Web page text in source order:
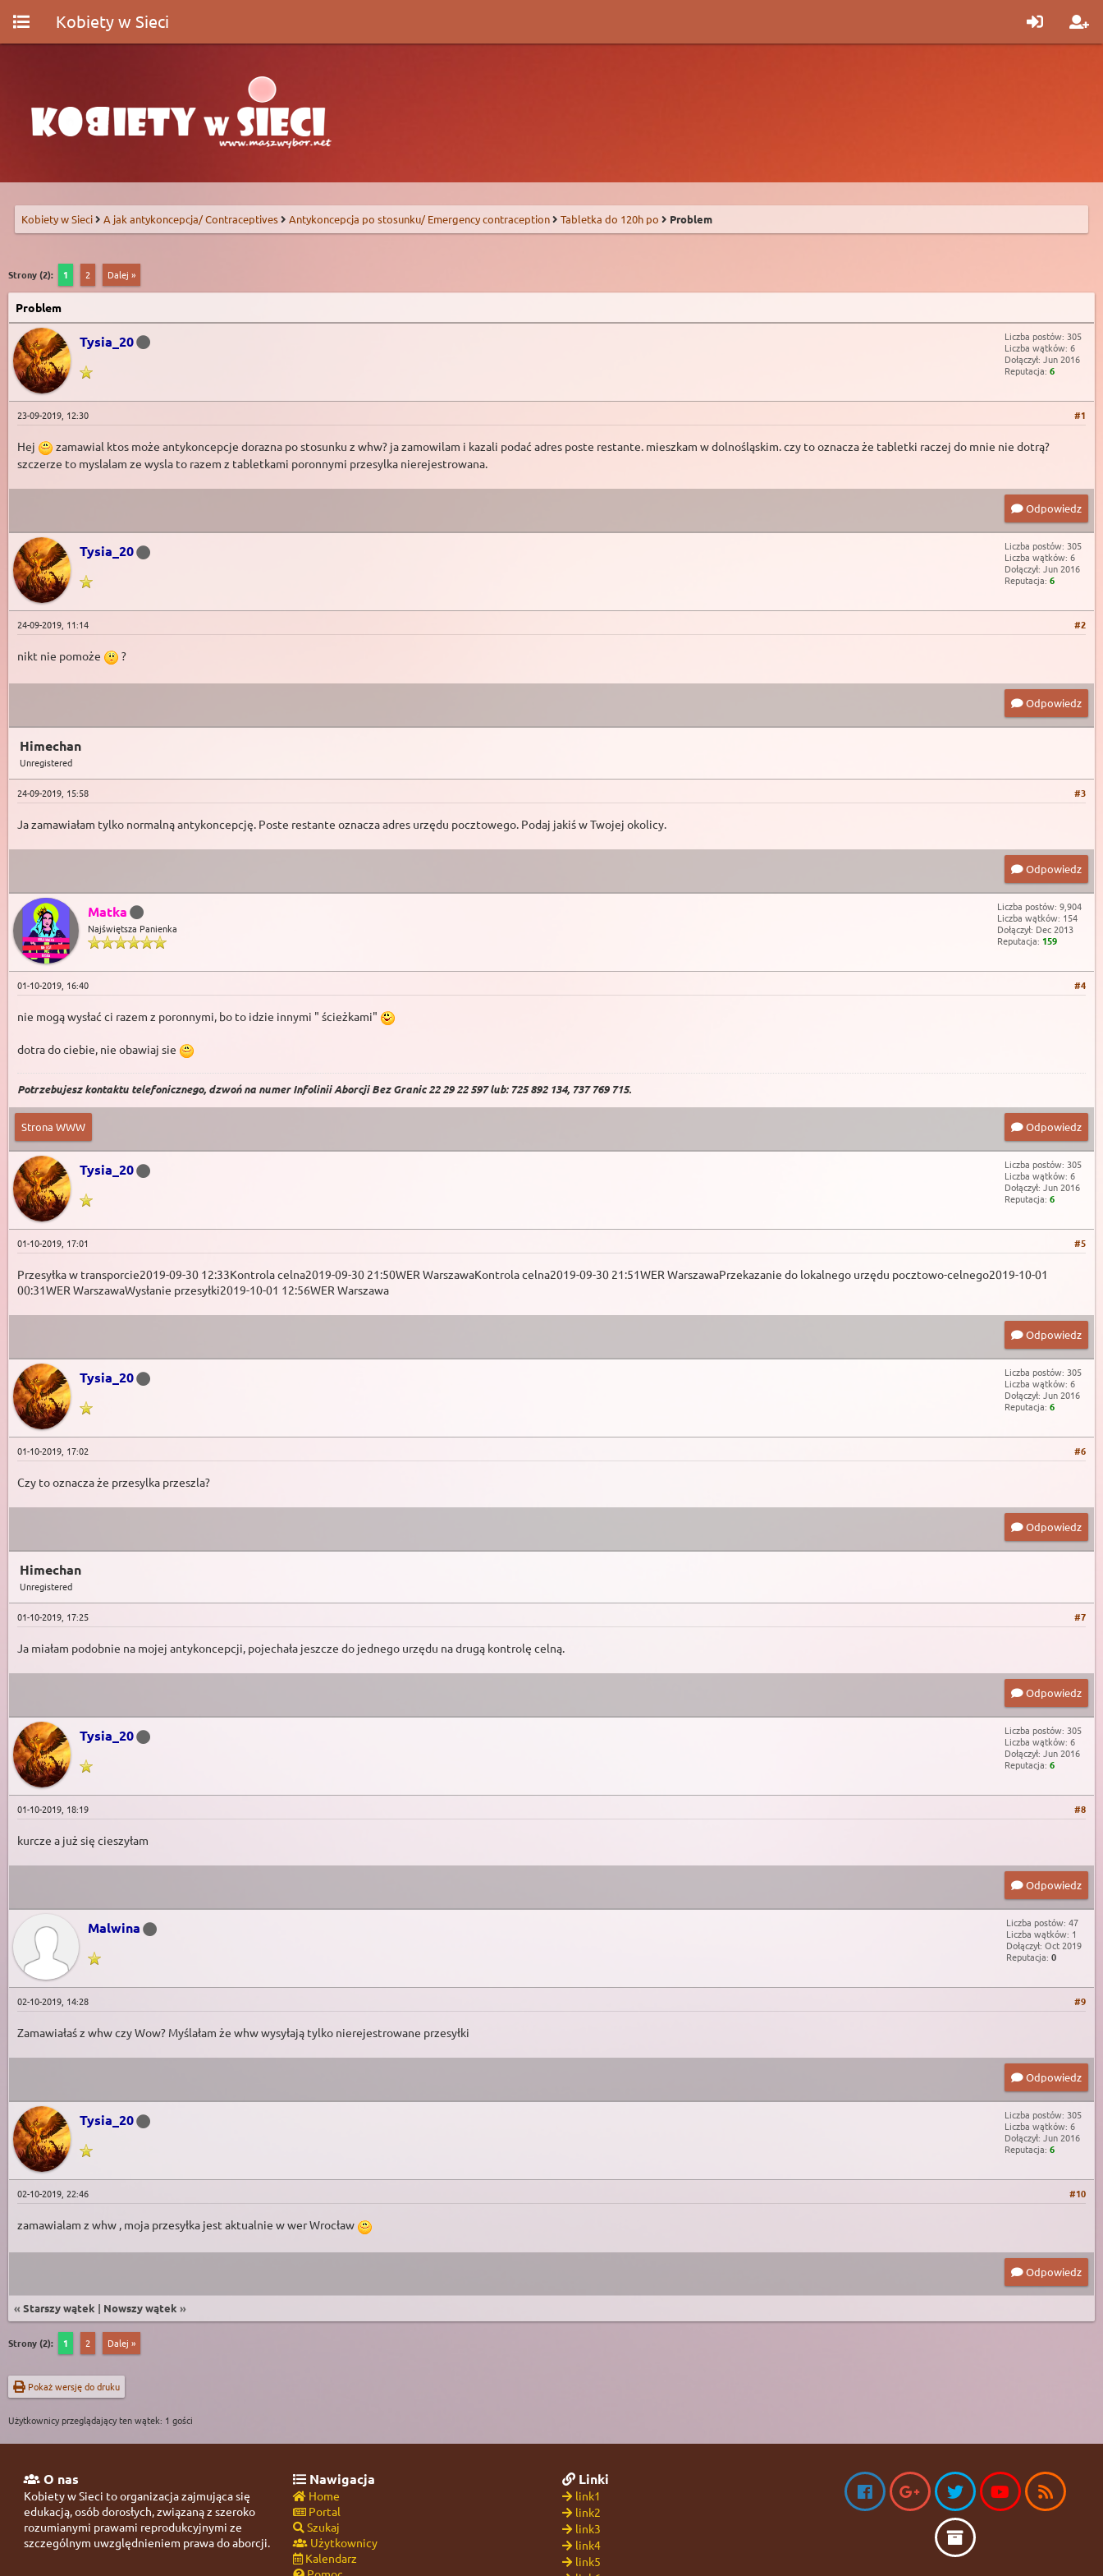
Kobiety w Sieci
Kobiety w Sieci A jak antykoncepcja/ Contraceptives Antykoncepcja po stosunku/ Emergency contraception Tabletka do 120h po Problem
Strony (2): 1 2 Dalej »
Problem
Tysia_20
Liczba postów: 305
Liczba wątków: 6
Dołączył: Jun 2016
Reputacja: 6
#1
23-09-2019, 12:30
Hej
zamawial ktos może antykoncepcje dorazna po stosunku z whw? ja zamowilam i kazali podać adres poste restante. mieszkam w dolnośląskim. czy to oznacza że tabletki raczej do mnie nie dotrą?
szczerze to myslalam ze wysla to razem z tabletkami poronnymi przesylka nierejestrowana.
Odpowiedz
Tysia_20
Liczba postów: 305
Liczba wątków: 6
Dołączył: Jun 2016
Reputacja: 6
#2
24-09-2019, 11:14
nikt nie pomoże ?
Odpowiedz
Himechan
Unregistered
#3
24-09-2019, 15:58
Ja zamawiałam tylko normalną antykoncepcję. Poste restante oznacza adres urzędu pocztowego. Podaj jakiś w Twojej okolicy.
Odpowiedz
Matka
Najświętsza Panienka
Liczba postów: 9,904
Liczba wątków: 154
Dołączył: Dec 2013
Reputacja: 159
#4
01-10-2019, 16:40
nie mogą wysłać ci razem z poronnymi, bo to idzie innymi " ścieżkami"
dotra do ciebie, nie obawiaj sie
Potrzebujesz kontaktu telefonicznego, dzwoń na numer Infolinii Aborcji Bez Granic 22 29 22 597 lub: 725 892 134, 737 769 715.
Strona WWW Odpowiedz
Tysia_20
Liczba postów: 305
Liczba wątków: 6
Dołączył: Jun 2016
Reputacja: 6
#5
01-10-2019, 17:01
Przesyłka w transporcie2019-09-30 12:33Kontrola celna2019-09-30 21:50WER WarszawaKontrola celna2019-09-30 21:51WER WarszawaPrzekazanie do lokalnego urzędu pocztowo-celnego2019-10-01
00:31WER WarszawaWysłanie przesyłki2019-10-01 12:56WER Warszawa
Odpowiedz
Tysia_20
Liczba postów: 305
Liczba wątków: 6
Dołączył: Jun 2016
Reputacja: 6
#6
01-10-2019, 17:02
Czy to oznacza że przesylka przeszla?
Odpowiedz
Himechan
Unregistered
#7
01-10-2019, 17:25
Ja miałam podobnie na mojej antykoncepcji, pojechała jeszcze do jednego urzędu na drugą kontrolę celną.
Odpowiedz
Tysia_20
Liczba postów: 305
Liczba wątków: 6
Dołączył: Jun 2016
Reputacja: 6
#8
01-10-2019, 18:19
kurcze a już się cieszyłam
Odpowiedz
Malwina
Liczba postów: 47
Liczba wątków: 1
Dołączył: Oct 2019
Reputacja: 0
#9
02-10-2019, 14:28
Zamawiałaś z whw czy Wow? Myślałam że whw wysyłają tylko nierejestrowane przesyłki
Odpowiedz
Tysia_20
Liczba postów: 305
Liczba wątków: 6
Dołączył: Jun 2016
Reputacja: 6
#10
02-10-2019, 22:46
zamawialam z whw , moja przesyłka jest aktualnie w wer Wrocław
Odpowiedz
« Starszy wątek | Nowszy wątek »
Strony (2): 1 2 Dalej »
Pokaż wersję do druku
Użytkownicy przeglądający ten wątek: 1 gości
O nas
Kobiety w Sieci to organizacja zajmująca się
edukacją, osób dorosłych, związaną z szeroko
rozumianymi prawami reprodukcyjnymi ze
szczególnym uwzględnieniem prawa do aborcji.
Nawigacja
Home
Portal
Szukaj
Użytkownicy
Kalendarz
Linki
link1
link2
link3
link4
link5